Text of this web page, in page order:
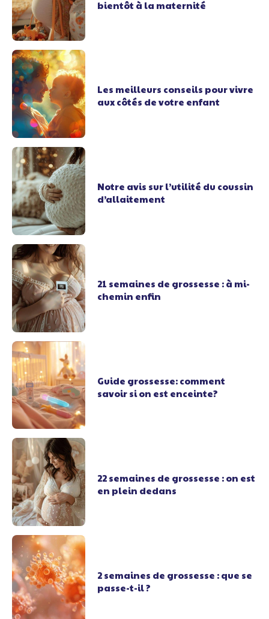
bientôt à la maternité
Les meilleurs conseils pour vivre
aux côtés de votre enfant
Notre avis sur l’utilité du coussin
d’allaitement
21 semaines de grossesse : à mi-
chemin enfin
Guide grossesse: comment
savoir si on est enceinte?
22 semaines de grossesse : on est
en plein dedans
2 semaines de grossesse : que se
passe-t-il ?